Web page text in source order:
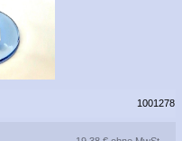
1001278